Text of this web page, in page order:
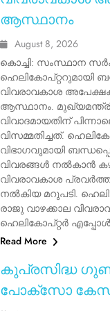
ആസ്ഥാനം
August 8, 2026
കൊച്ചി: സംസ്ഥാന
ഹെലികോപ്റ്ററുമായി
വിവരാവകാശ
ആസ്ഥാനം.
വിവാദമായതിന്
വിസമ്മതിച്ചത്.
വിഭാഗവുമായി
വിവരങ്ങൾ നൽകാൻ
വിവരാവകാശ
നൽകിയ മറുപടി.
രാജു വാഴക്കാല
ഹെലികോപ്റ്റർ
Read More
CRIME KERALA
കുപ്രസിദ്ധ
പോക്‌സോ